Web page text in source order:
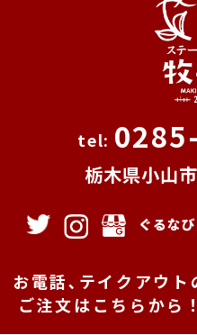
栃木県小山
ぐるなび
F
お電話､テイクアウト
ご注文はこちらから！